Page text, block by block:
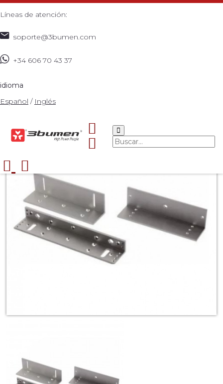
Líneas de atención:
soporte@3bumen.com
+34 606 70 43 37
idioma
Español / Inglés
ELECTROIMAN Z Y L